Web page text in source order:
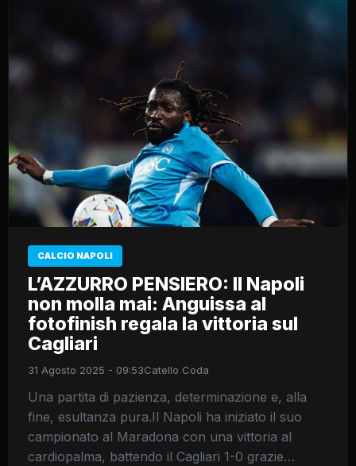
CALCIO NAPOLI
L’AZZURRO PENSIERO: Il Napoli
non molla mai: Anguissa al
fotofinish regala la vittoria sul
Cagliari
31 Agosto 2025 - 09:53Catello Coda
Una partita di pazienza, determinazione e, alla
fine, esultanza pura.Il Napoli ha iniziato il suo
campionato al Maradona con una vittoria al
cardiopalma, battendo il Cagliari 1-0 grazie…